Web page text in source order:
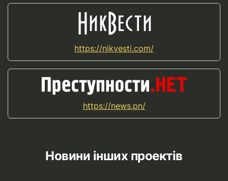
https://nikvesti.com/
https://news.pn/
Новини інших проектів